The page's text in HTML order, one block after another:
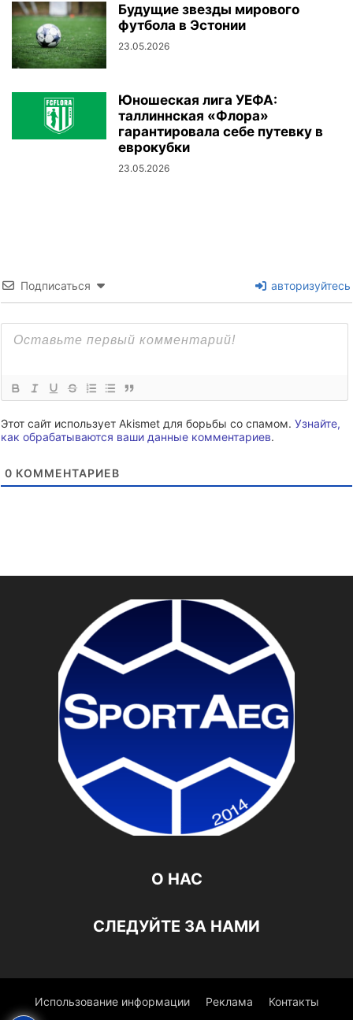
Будущие звезды мирового
футбола в Эстонии
23.05.2026
Юношеская лига УЕФА:
таллиннская «Флора»
гарантировала себе путевку в
еврокубки
23.05.2026
Подписаться авторизуйтесь
Этот сайт использует Akismet для борьбы со спамом. Узнайте,
как обрабатываются ваши данные комментариев.
0 КОММЕНТАРИЕВ
О НАС
СЛЕДУЙТЕ ЗА НАМИ
Использование информации Реклама Контакты